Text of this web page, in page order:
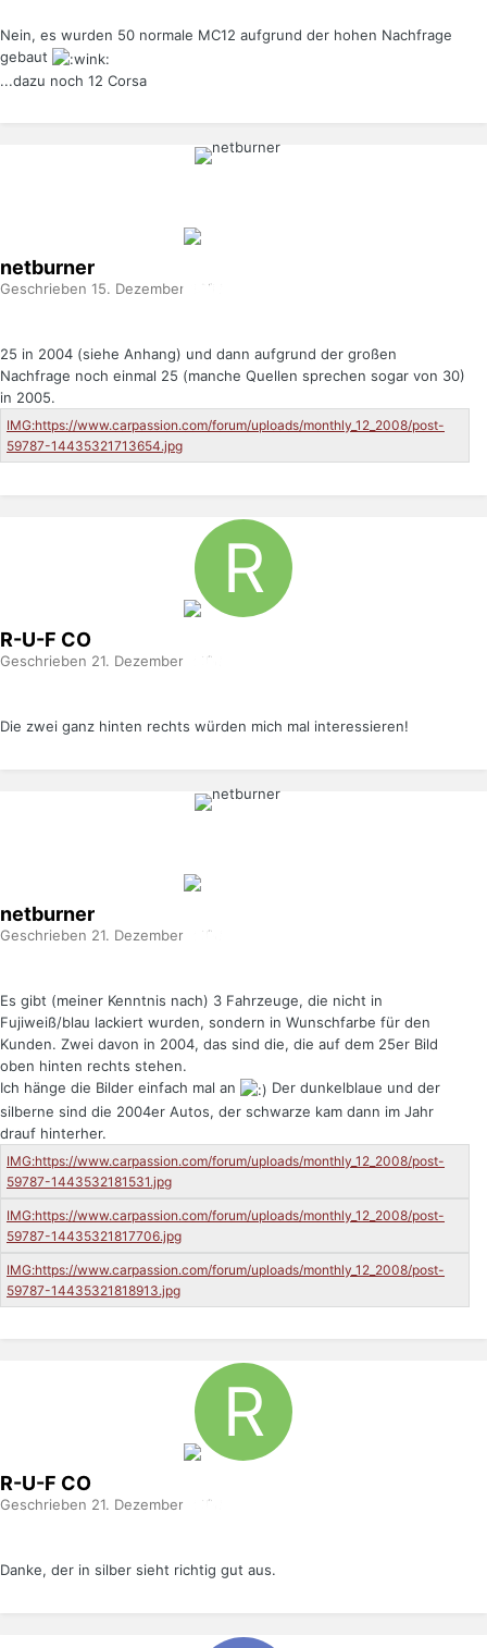
Nein, es wurden 50 normale MC12 aufgrund der hohen Nachfrage
gebaut
...dazu noch 12 Corsa
netburner
Geschrieben 15. Dezember 2008
25 in 2004 (siehe Anhang) und dann aufgrund der großen
Nachfrage noch einmal 25 (manche Quellen sprechen sogar von 30)
in 2005.
R-U-F CO
Geschrieben 21. Dezember 2008
Die zwei ganz hinten rechts würden mich mal interessieren!
netburner
Geschrieben 21. Dezember 2008
Es gibt (meiner Kenntnis nach) 3 Fahrzeuge, die nicht in
Fujiweiß/blau lackiert wurden, sondern in Wunschfarbe für den
Kunden. Zwei davon in 2004, das sind die, die auf dem 25er Bild
oben hinten rechts stehen.
Ich hänge die Bilder einfach mal an
Der dunkelblaue und der
silberne sind die 2004er Autos, der schwarze kam dann im Jahr
drauf hinterher.
R-U-F CO
Geschrieben 21. Dezember 2008
Danke, der in silber sieht richtig gut aus.